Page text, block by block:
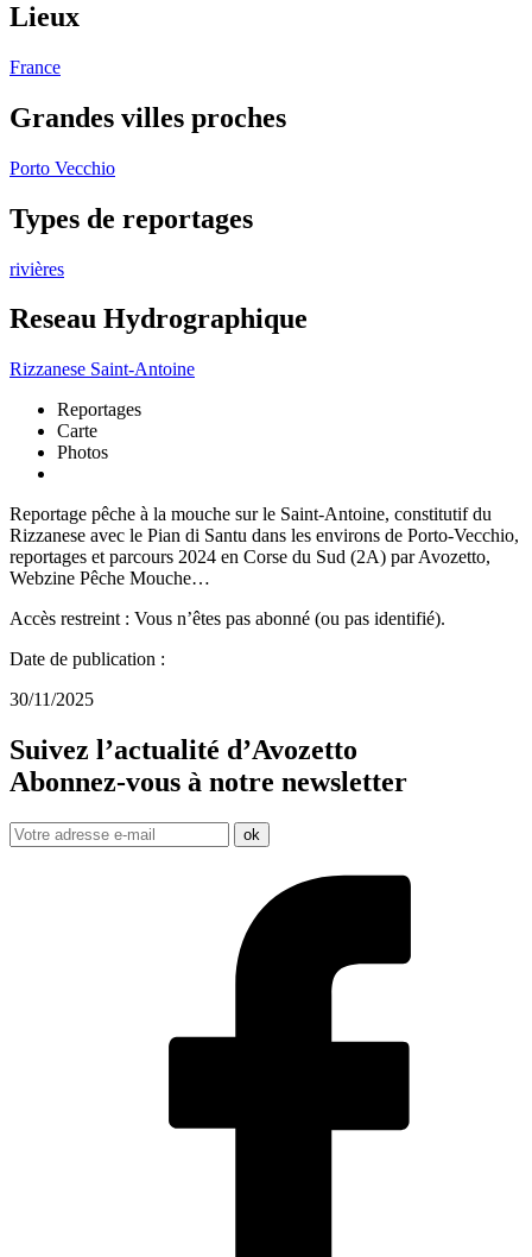
Lieux
France
Grandes villes proches
Porto Vecchio
Types de reportages
rivières
Reseau Hydrographique
Rizzanese Saint-Antoine
Reportages
Carte
Photos
Reportage pêche à la mouche sur le Saint-Antoine, constitutif du
Rizzanese avec le Pian di Santu dans les environs de Porto-Vecchio,
reportages et parcours 2024 en Corse du Sud (2A) par Avozetto,
Webzine Pêche Mouche…
Accès restreint : Vous n’êtes pas abonné (ou pas identifié).
Date de publication :
30/11/2025
Suivez l’actualité d’Avozetto
Abonnez-vous à notre newsletter